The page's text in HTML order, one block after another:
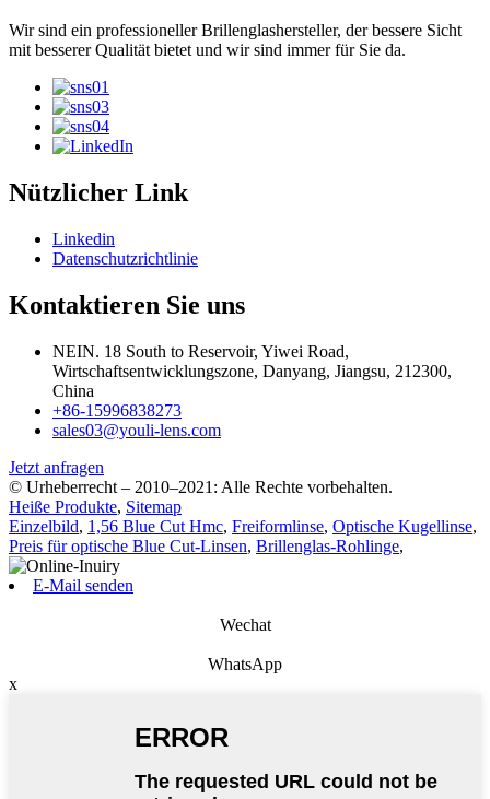
Wir sind ein professioneller Brillenglashersteller, der bessere Sicht
mit besserer Qualität bietet und wir sind immer für Sie da.
Nützlicher Link
Linkedin
Datenschutzrichtlinie
Kontaktieren Sie uns
NEIN. 18 South to Reservoir, Yiwei Road,
Wirtschaftsentwicklungszone, Danyang, Jiangsu, 212300,
China
+86-15996838273
sales03@youli-lens.com
Jetzt anfragen
© Urheberrecht – 2010–2021: Alle Rechte vorbehalten.
Heiße Produkte, Sitemap
Einzelbild, 1,56 Blue Cut Hmc, Freiformlinse, Optische Kugellinse,
Preis für optische Blue Cut-Linsen, Brillenglas-Rohlinge,
E-Mail senden
Wechat
WhatsApp
x